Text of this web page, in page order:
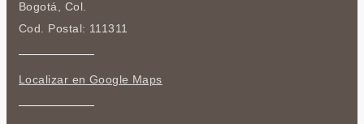
Bogotá, Col.
Cod. Postal: 111311
Localizar en Google Maps